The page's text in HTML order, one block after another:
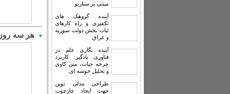
مبتنی بر سناریو
آینده گروهک های
تکفیری و راه کارهای
ثبات بخش دولت سوریه
و عراق
آینده نگاری علم در
فناوری بادگیر: کاربرد
چرخه حیات، متن کاوی
و تحلیل خوشه ای
طراحی مدلی نوین
جهت ایجاد چارچوب
هر سه روز ۲۳۰ ایرانی بر اثر پوکی استخوان می‌میرند